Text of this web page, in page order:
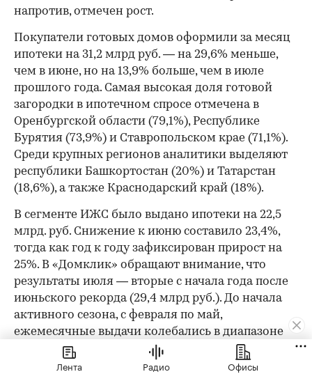
напротив, отмечен рост.
Покупатели готовых домов оформили за месяц
ипотеки на 31,2 млрд руб. — на 29,6% меньше,
чем в июне, но на 13,9% больше, чем в июле
прошлого года. Самая высокая доля готовой
загородки в ипотечном спросе отмечена в
Оренбургской области (79,1%), Республике
Бурятия (73,9%) и Ставропольском крае (71,1%).
Среди крупных регионов аналитики выделяют
республики Башкортостан (20%) и Татарстан
(18,6%), а также Краснодарский край (18%).
В сегменте ИЖС было выдано ипотеки на 22,5
млрд. руб. Снижение к июню составило 23,4%,
тогда как год к году зафиксирован прирост на
25%. В «Домклик» обращают внимание, что
результаты июля — вторые с начала года после
июньского рекорда (29,4 млрд руб.). До начала
активного сезона, с февраля по май,
ежемесячные выдачи колебались в диапазоне
11,5–17,6 млрд руб. Доля ИЖС по итогам июля
2026 достигла 9% (+0,5 п.п.) в общей структуре
Лента Радио Офисы